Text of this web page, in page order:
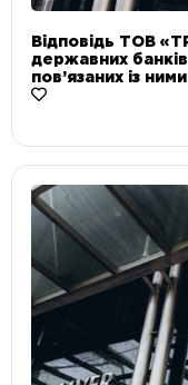
Відповідь ТОВ
державних
пов’язаних із